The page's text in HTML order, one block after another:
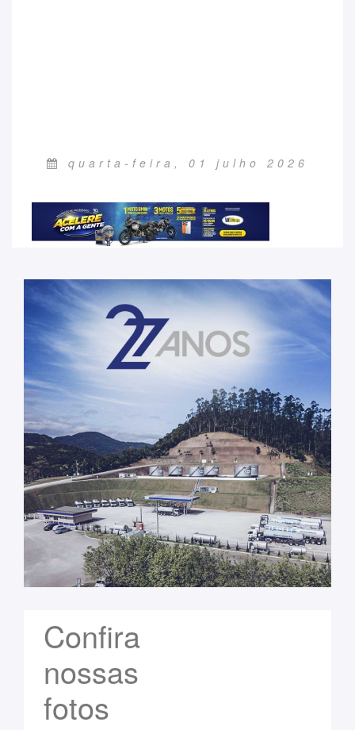
quarta-feira, 01 julho 2026
Confira
nossas
fotos